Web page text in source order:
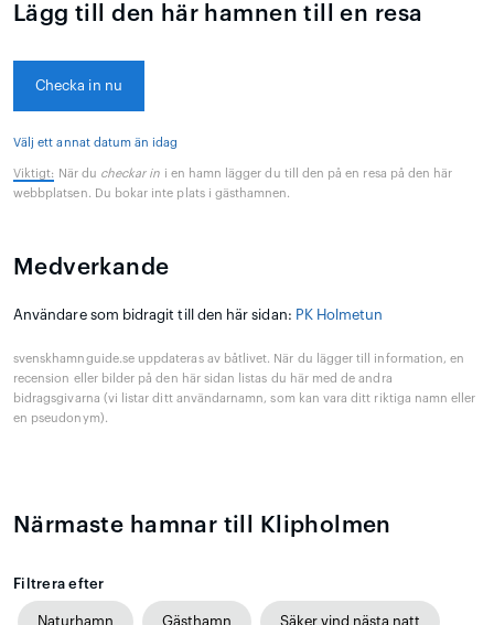
Lägg till den här hamnen till en resa
Checka in nu
Välj ett annat datum än idag
Viktigt: När du checkar in i en hamn lägger du till den på en resa på den här
webbplatsen. Du bokar inte plats i gästhamnen.
Medverkande
Användare som bidragit till den här sidan: PK Holmetun
svenskhamnguide.se uppdateras av båtlivet. När du lägger till information, en
recension eller bilder på den här sidan listas du här med de andra
bidragsgivarna (vi listar ditt användarnamn, som kan vara ditt riktiga namn eller
en pseudonym).
Närmaste hamnar till Klipholmen
Filtrera efter
Naturhamn Gästhamn Säker vind nästa natt